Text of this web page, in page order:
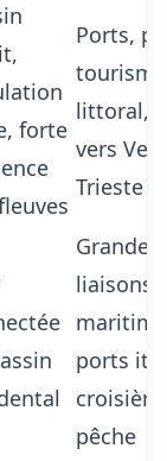
forte
Ports,
tourisme
littoral,
vers
Trieste
Grandes
liaisons
ports
pêche